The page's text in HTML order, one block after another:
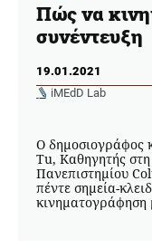
Πώς να
συνέντευξη
19.01.2021
iMEdD Lab
O δημοσιογράφος
Tu, Καθηγητής
Πανεπιστημίου
πέντε σημεία-
κινηματογράφηση